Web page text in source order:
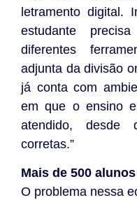
letramento digital.
estudante
diferentes
adjunta da divisão
já conta com
em que o ensino
atendido, desde
corretas.”
Mais de 500
O problema nessa